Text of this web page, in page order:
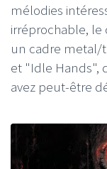
mélodies
irréprochable, le
un cadre metal/
et "Idle Hands",
avez peut-être